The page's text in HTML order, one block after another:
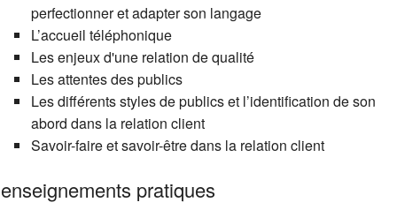
perfectionner et adapter son langage
L’accueil téléphonique
Les enjeux d'une relation de qualité
Les attentes des publics
Les différents styles de publics et l’identification de son
abord dans la relation client
Savoir-faire et savoir-être dans la relation client
pratiques